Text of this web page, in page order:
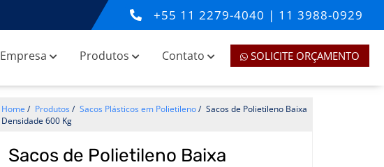
+55 11 2279-4040 | 11 3988-0929
Empresa Produtos Contato SOLICITE ORÇAMENTO
Home / Produtos/ Sacos Plásticos em Polietileno/ Sacos de Polietileno Baixa
Densidade 600 Kg
Sacos de Polietileno Baixa